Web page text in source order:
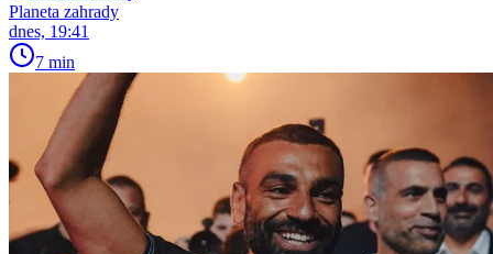
Planeta zahrady
dnes, 19:41
7 min